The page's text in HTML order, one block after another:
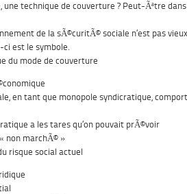
technique de couverture ? Peut-Ãªtre dans
de la sÃ©curitÃ© sociale n’est pas
est le symbole.
du mode de couverture
en tant que monopole syndicratique,
a les tares qu’on pouvait prÃ©voir
non marchÃ© »
risque social actuel